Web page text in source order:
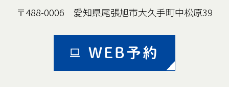
〒488-0006 愛知県尾張旭市大久手町中松原39
WEB予約